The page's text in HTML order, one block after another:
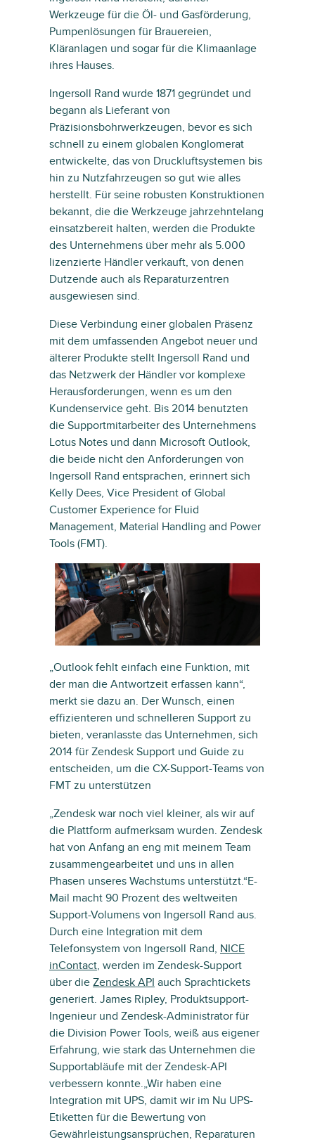
Werkzeuge für die Öl- und Gasförderung,
Pumpenlösungen für Brauereien,
Kläranlagen und sogar für die Klimaanlage
ihres Hauses.
Ingersoll Rand wurde 1871 gegründet und
begann als Lieferant von
Präzisionsbohrwerkzeugen, bevor es sich
schnell zu einem globalen Konglomerat
entwickelte, das von Druckluftsystemen bis
hin zu Nutzfahrzeugen so gut wie alles
herstellt. Für seine robusten Konstruktionen
bekannt, die die Werkzeuge jahrzehntelang
einsatzbereit halten, werden die Produkte
des Unternehmens über mehr als 5.000
lizenzierte Händler verkauft, von denen
Dutzende auch als Reparaturzentren
ausgewiesen sind.
Diese Verbindung einer globalen Präsenz
mit dem umfassenden Angebot neuer und
älterer Produkte stellt Ingersoll Rand und
das Netzwerk der Händler vor komplexe
Herausforderungen, wenn es um den
Kundenservice geht. Bis 2014 benutzten
die Supportmitarbeiter des Unternehmens
Lotus Notes und dann Microsoft Outlook,
die beide nicht den Anforderungen von
Ingersoll Rand entsprachen, erinnert sich
Kelly Dees, Vice President of Global
Customer Experience for Fluid
Management, Material Handling and Power
Tools (FMT).
„Outlook fehlt einfach eine Funktion, mit
der man die Antwortzeit erfassen kann“,
merkt sie dazu an. Der Wunsch, einen
effizienteren und schnelleren Support zu
bieten, veranlasste das Unternehmen, sich
2014 für Zendesk Support und Guide zu
entscheiden, um die CX-Support-Teams von
FMT zu unterstützen
„Zendesk war noch viel kleiner, als wir auf
die Plattform aufmerksam wurden. Zendesk
hat von Anfang an eng mit meinem Team
zusammengearbeitet und uns in allen
Phasen unseres Wachstums unterstützt.“E-
Mail macht 90 Prozent des weltweiten
Support-Volumens von Ingersoll Rand aus.
Durch eine Integration mit dem
Telefonsystem von Ingersoll Rand, NICE
inContact, werden im Zendesk-Support
über die Zendesk API auch Sprachtickets
generiert. James Ripley, Produktsupport-
Ingenieur und Zendesk-Administrator für
die Division Power Tools, weiß aus eigener
Erfahrung, wie stark das Unternehmen die
Supportabläufe mit der Zendesk-API
verbessern konnte.„Wir haben eine
Integration mit UPS, damit wir im Nu UPS-
Etiketten für die Bewertung von
Gewährleistungsansprüchen, Reparaturen